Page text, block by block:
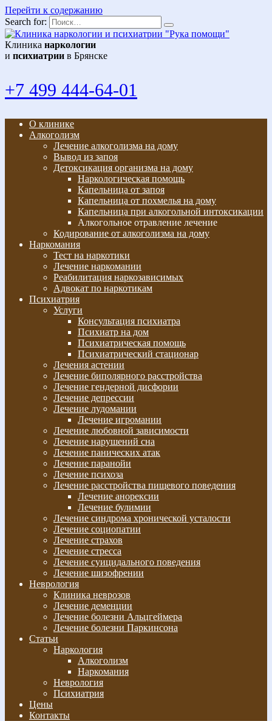
Перейти к содержанию
Search for:
Клиника наркологии
и психиатрии в Брянске
+7 499 444-64-01
О клинике
Алкоголизм
Лечение алкоголизма на дому
Вывод из запоя
Детоксикация организма на дому
Наркологическая помощь
Капельница от запоя
Капельница от похмелья на дому
Капельница при алкогольной интоксикации
Алкогольное отравление лечение
Кодирование от алкоголизма на дому
Наркомания
Тест на наркотики
Лечение наркомании
Реабилитация наркозависимых
Адвокат по наркотикам
Психиатрия
Услуги
Консультация психиатра
Психиатр на дом
Психиатрическая помощь
Психиатрический стационар
Лечения астении
Лечение биполярного расстройства
Лечение гендерной дисфории
Лечение депрессии
Лечение лудомании
Лечение игромании
Лечение любовной зависимости
Лечение нарушений сна
Лечение панических атак
Лечение паранойи
Лечение психоза
Лечение расстройства пищевого поведения
Лечение анорексии
Лечение булимии
Лечение синдрома хронической усталости
Лечение социопатии
Лечение страхов
Лечение стресса
Лечение суицидального поведения
Лечение шизофрении
Неврология
Клиника неврозов
Лечение деменции
Лечение болезни Альцгеймера
Лечение болезни Паркинсона
Статьи
Наркология
Алкоголизм
Наркомания
Неврология
Психиатрия
Цены
Контакты